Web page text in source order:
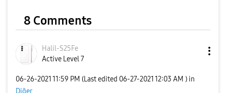
8 Comments
Halil-S25Fe
Active Level 7
‎06-26-2021 11:59 PM (Last edited ‎06-27-2021 12:03 AM ) in
Diğer